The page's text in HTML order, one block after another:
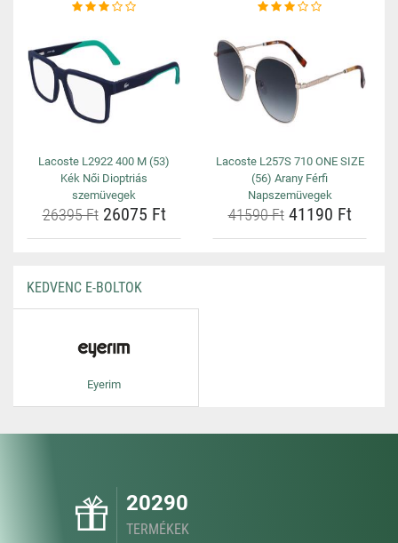
Lacoste L2922 400 M (53)
Kék Női Dioptriás
szemüvegek
26395 Ft26075 Ft
Lacoste L257S 710 ONE SIZE
(56) Arany Férfi
Napszemüvegek
41590 Ft41190 Ft
KEDVENC E-BOLTOK
Eyerim
20290
TERMÉKEK